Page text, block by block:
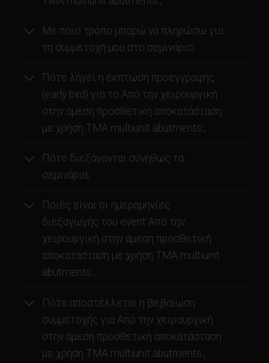
Με ποιο τρόπο μπορώ να πληρώσω για
τη συμμετοχή μου στο σεμινάριο;
Πότε λήγει η έκπτωση προεγγραφής
(early bird) για το Από την χειρουργική
στην άμεση προσθετική αποκατάσταση
με χρήση ΤΜΑ multiunit abutments.;
Πότε διεξάγονται συνήθως τα
σεμινάρια;
Ποιές είναι οι ημερομηνίες
διεξαγωγής του event Από την
χειρουργική στην άμεση προσθετική
αποκατάσταση με χρήση ΤΜΑ multiunit
abutments.;
Πότε αποστέλλεται η βεβαίωση
συμμετοχής για Από την χειρουργική
στην άμεση προσθετική αποκατάσταση
με χρήση ΤΜΑ multiunit abutments.;